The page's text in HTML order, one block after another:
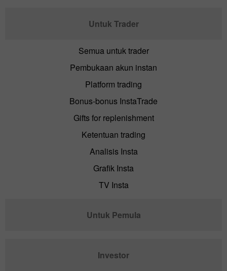
Untuk Trader
Semua untuk trader
Pembukaan akun instan
Platform trading
Bonus-bonus InstaTrade
Gifts for replenishment
Ketentuan trading
Analisis Insta
Grafik Insta
TV Insta
Untuk Pemula
Investor